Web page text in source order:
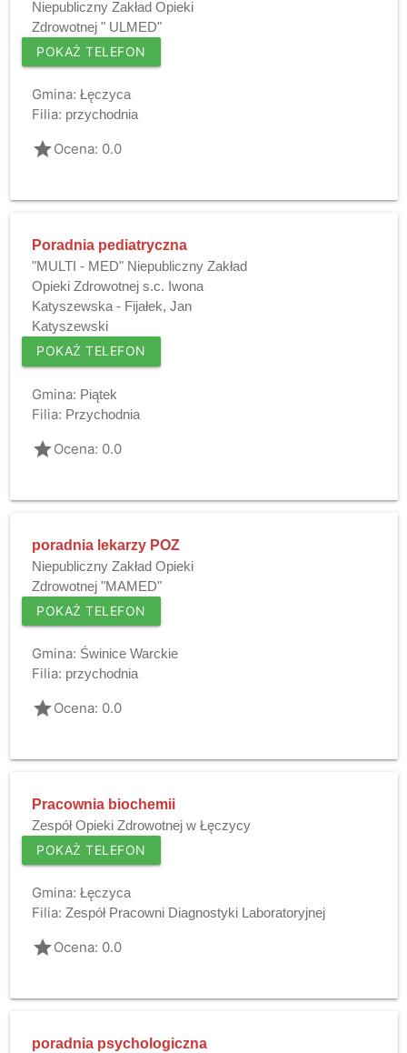
Niepubliczny Zakład Opieki
Zdrowotnej " ULMED"
POKAŻ TELEFON
Gmina: Łęczyca
Filia: przychodnia
gradeOcena: 0.0
Poradnia pediatryczna
"MULTI - MED" Niepubliczny Zakład
Opieki Zdrowotnej s.c. Iwona
Katyszewska - Fijałek, Jan
Katyszewski
POKAŻ TELEFON
Gmina: Piątek
Filia: Przychodnia
gradeOcena: 0.0
poradnia lekarzy POZ
Niepubliczny Zakład Opieki
Zdrowotnej "MAMED"
POKAŻ TELEFON
Gmina: Świnice Warckie
Filia: przychodnia
gradeOcena: 0.0
Pracownia biochemii
Zespół Opieki Zdrowotnej w Łęczycy
POKAŻ TELEFON
Gmina: Łęczyca
Filia: Zespół Pracowni Diagnostyki Laboratoryjnej
gradeOcena: 0.0
poradnia psychologiczna